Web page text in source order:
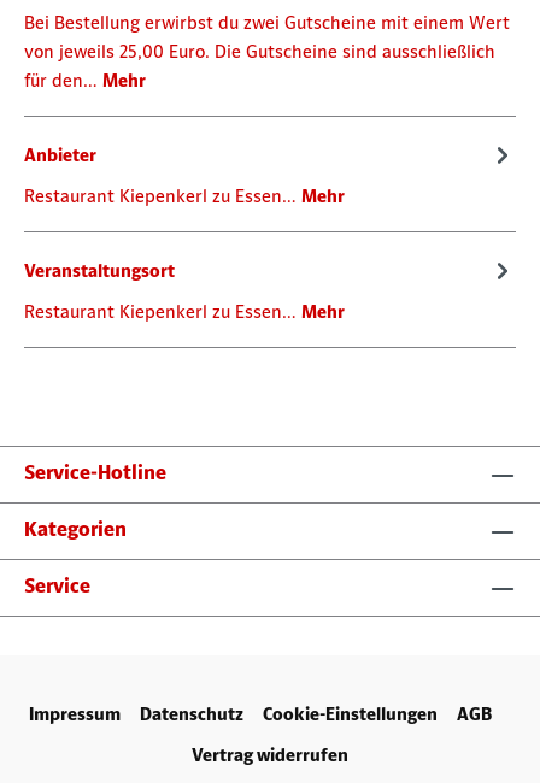
Bei Bestellung erwirbst du zwei Gutscheine mit einem Wert
von jeweils 25,00 Euro. Die Gutscheine sind ausschließlich
für den… Mehr
Anbieter
Restaurant Kiepenkerl zu Essen… Mehr
Veranstaltungsort
Restaurant Kiepenkerl zu Essen… Mehr
Service-Hotline
Kategorien
Service
Impressum Datenschutz Cookie-Einstellungen
AGB
Vertrag widerrufen